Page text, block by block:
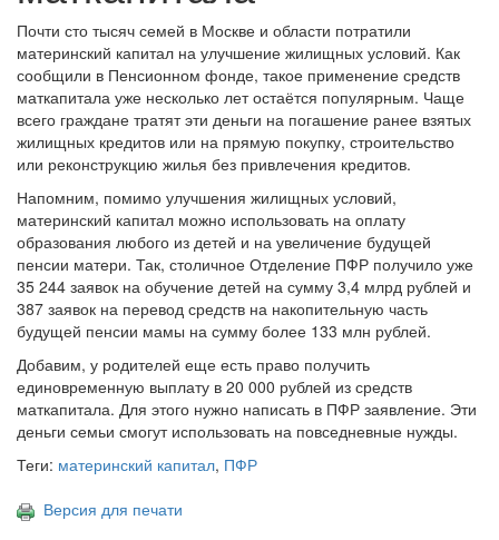
Почти сто тысяч семей в Москве и области потратили
материнский капитал на улучшение жилищных условий. Как
сообщили в Пенсионном фонде, такое применение средств
маткапитала уже несколько лет остаётся популярным. Чаще
всего граждане тратят эти деньги на погашение ранее взятых
жилищных кредитов или на прямую покупку, строительство
или реконструкцию жилья без привлечения кредитов.
Напомним, помимо улучшения жилищных условий,
материнский капитал можно использовать на оплату
образования любого из детей и на увеличение будущей
пенсии матери. Так, столичное Отделение ПФР получило уже
35 244 заявок на обучение детей на сумму 3,4 млрд рублей и
387 заявок на перевод средств на накопительную часть
будущей пенсии мамы на сумму более 133 млн рублей.
Добавим, у родителей еще есть право получить
единовременную выплату в 20 000 рублей из средств
маткапитала. Для этого нужно написать в ПФР заявление. Эти
деньги семьи смогут использовать на повседневные нужды.
Теги: материнский капитал, ПФР
Версия для печати